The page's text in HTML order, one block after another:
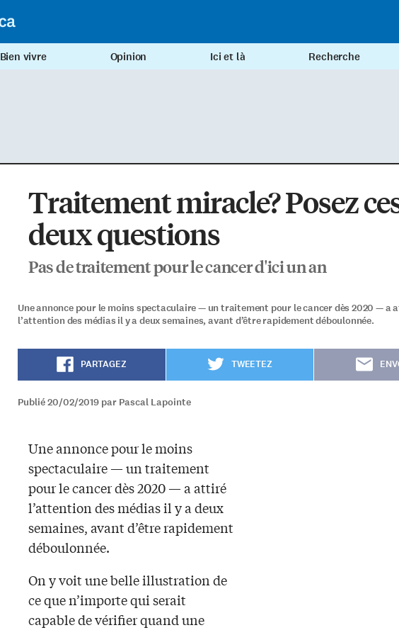
Bien vivre Opinion Ici et là Recherche
Traitement miracle? Posez
deux questions
Pas de traitement pour le cancer d'ici un an
Une annonce pour le moins spectaculaire — un traitement pour le cancer dès 2020 — a
l’attention des médias il y a deux semaines, avant d’être rapidement déboulonnée.
PARTAGEZ TWEETEZ
Publié 20/02/2019 par Pascal Lapointe
Une annonce pour le moins
spectaculaire — un traitement
pour le cancer dès 2020 — a attiré
l’attention des médias il y a deux
semaines, avant d’être rapidement
déboulonnée.
On y voit une belle illustration de
ce que n’importe qui serait
capable de vérifier quand une